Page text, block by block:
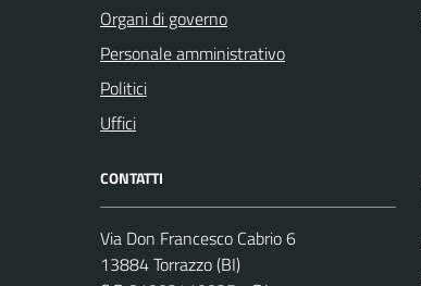
Organi di governo
Personale amministrativo
Politici
Uffici
CONTATTI
Via Don Francesco Cabrio 6
13884 Torrazzo (BI)